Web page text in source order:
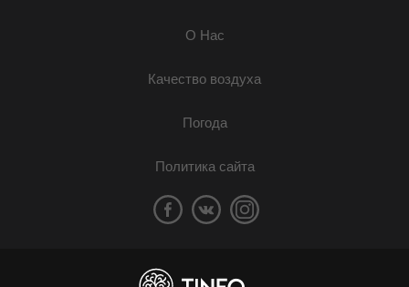
О Нас
Качество воздуха
Погода
Политика сайта